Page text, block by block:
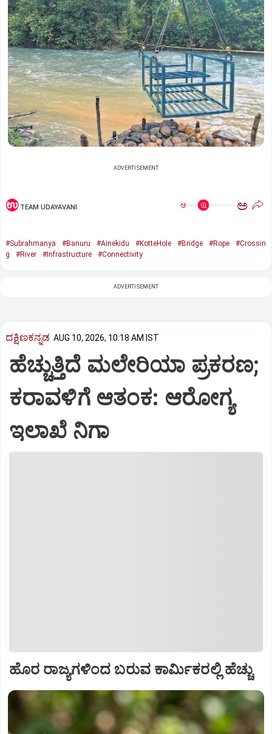
ADVERTISEMENT
TEAM UDAYAVANI ಅ ಅ
#Subrahmanya #Banuru #Ainekidu #KotteHole #Bridge #Rope
#Crossin
g
#River #Infrastructure #Connectivity
ADVERTISEMENT
ದಕ್ಷಿಣಕನ್ನಡ AUG 10, 2026, 10:18 AM IST
ಹೆಚ್ಚುತ್ತಿದೆ ಮಲೇರಿಯಾ ಪ್ರಕರಣ;
ಕರಾವಳಿಗೆ ಆತಂಕ: ಆರೋಗ್ಯ
ಇಲಾಖೆ ನಿಗಾ
ಹೊರ ರಾಜ್ಯಗಳಿಂದ ಬರುವ ಕಾರ್ಮಿಕರಲ್ಲಿ ಹೆಚ್ಚು